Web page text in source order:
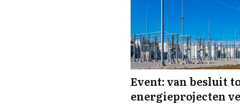
Event: van besluit
energieprojecten